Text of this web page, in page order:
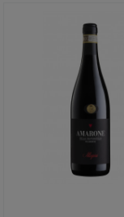
della Valpolicella,
Garda. Il terreno
di calcare, marna
complessità dei
lago favorisce
conferendo al vino
concentrazione.
Le cantine
Nella regione